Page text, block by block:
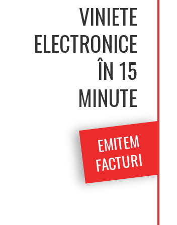
VINIETE
ELECTRONICE
ÎN 15
MINUTE
E
MITE
M
FACT
URI